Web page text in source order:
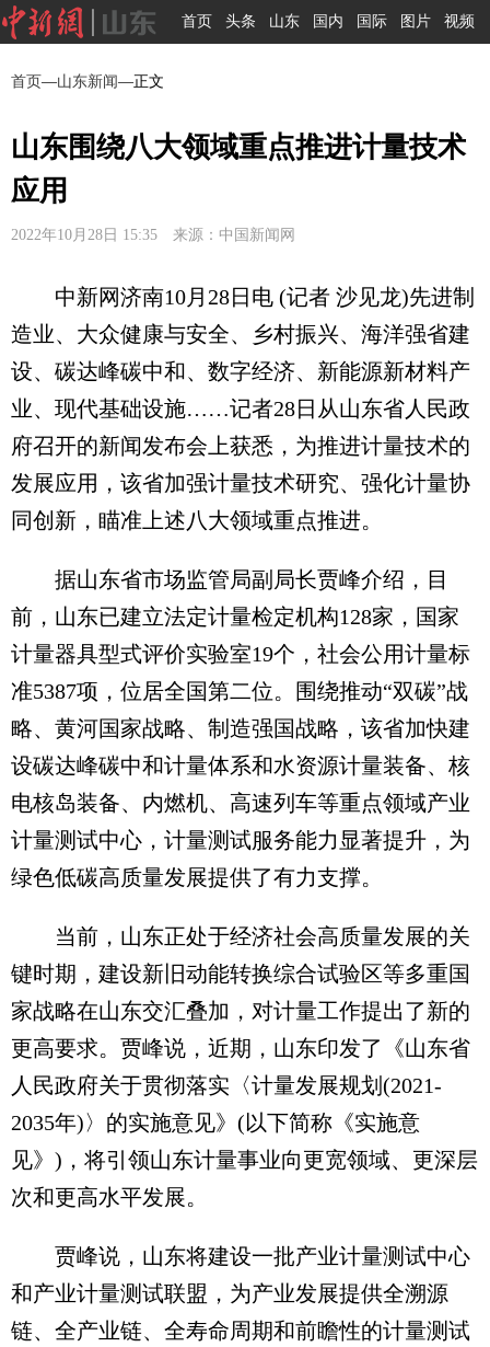
首页 头条 山东 国内 国际 图片 视频
首页—山东新闻—正文
山东围绕八大领域重点推进计量技术
应用
2022年10月28日 15:35 来源：中国新闻网
中新网济南10月28日电 (记者 沙见龙)先进制
造业、大众健康与安全、乡村振兴、海洋强省建
设、碳达峰碳中和、数字经济、新能源新材料产
业、现代基础设施……记者28日从山东省人民政
府召开的新闻发布会上获悉，为推进计量技术的
发展应用，该省加强计量技术研究、强化计量协
同创新，瞄准上述八大领域重点推进。
据山东省市场监管局副局长贾峰介绍，目
前，山东已建立法定计量检定机构128家，国家
计量器具型式评价实验室19个，社会公用计量标
准5387项，位居全国第二位。围绕推动“双碳”战
略、黄河国家战略、制造强国战略，该省加快建
设碳达峰碳中和计量体系和水资源计量装备、核
电核岛装备、内燃机、高速列车等重点领域产业
计量测试中心，计量测试服务能力显著提升，为
绿色低碳高质量发展提供了有力支撑。
当前，山东正处于经济社会高质量发展的关
键时期，建设新旧动能转换综合试验区等多重国
家战略在山东交汇叠加，对计量工作提出了新的
更高要求。贾峰说，近期，山东印发了《山东省
人民政府关于贯彻落实〈计量发展规划(2021-
2035年)〉的实施意见》(以下简称《实施意
见》)，将引领山东计量事业向更宽领域、更深层
次和更高水平发展。
贾峰说，山东将建设一批产业计量测试中心
和产业计量测试联盟，为产业发展提供全溯源
链、全产业链、全寿命周期和前瞻性的计量测试